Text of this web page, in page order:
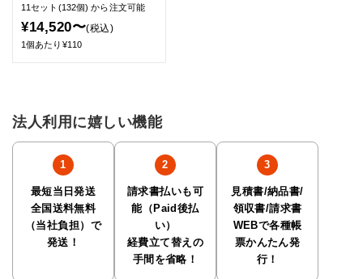
11セット(132個)から注文可能
¥14,520〜(税込)
1個あたり¥110
法人利用に嬉しい機能
最短当日発送
全国送料無料
（当社負担）で
発送！
請求書払いも可
能（Paid後払
い）
経費立て替えの
手間を省略！
見積書/納品書/
領収書/請求書
WEBで各種帳
票かんたん発
行！